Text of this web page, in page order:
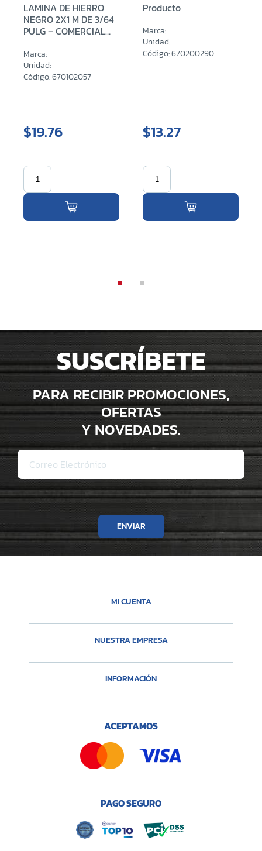
LAMINA DE HIERRO
NEGRO 2X1 M DE 3/64
PULG – COMERCIAL
Marca:
Unidad:
Código: 670102057
$19.76
Producto
Marca:
Unidad:
Código: 670200290
$13.27
SUSCRÍBETE
PARA RECIBIR PROMOCIONES,
OFERTAS
Y NOVEDADES.
ENVIAR
MI CUENTA
NUESTRA EMPRESA
INFORMACIÓN
ACEPTAMOS
PAGO SEGURO